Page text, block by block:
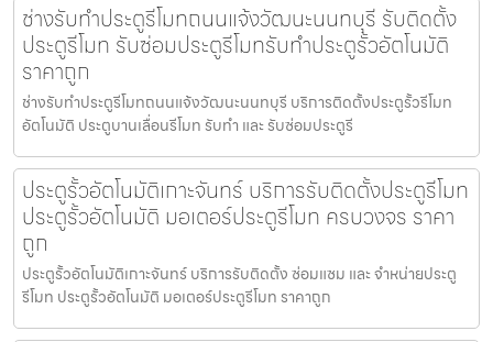
ช่างรับทำประตูรีโมทถนนแจ้งวัฒนะนนทบุรี รับติดตั้ง
ประตูรีโมท รับซ่อมประตูรีโมทรับทำประตูรั้วอัตโนมัติ
ราคาถูก
ช่างรับทำประตูรีโมทถนนแจ้งวัฒนะนนทบุรี บริการติดตั้งประตูรั้วรีโมท
อัตโนมัติ ประตูบานเลื่อนรีโมท รับทำ และ รับซ่อมประตูรี
ประตูรั้วอัตโนมัติเกาะจันทร์ บริการรับติดตั้งประตูรีโมท
ประตูรั้วอัตโนมัติ มอเตอร์ประตูรีโมท ครบวงจร ราคา
ถูก
ประตูรั้วอัตโนมัติเกาะจันทร์ บริการรับติดตั้ง ซ่อมแซม และ จำหน่ายประตู
รีโมท ประตูรั้วอัตโนมัติ มอเตอร์ประตูรีโมท ราคาถูก